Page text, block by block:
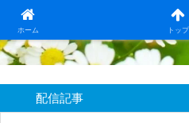
ホーム トップ
日本第一！ニュース録
配信記事